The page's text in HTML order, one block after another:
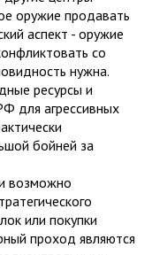
оружие продавать
аспект - оружие
со
нужна.
ресурсы и
для агрессивных
бойней за
возможно
или покупки
проход являются